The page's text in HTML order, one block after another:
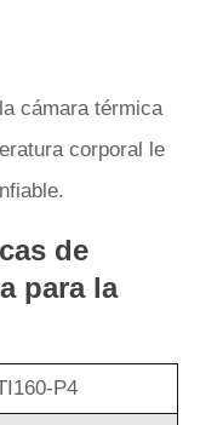
cámara térmica
corporal le
de
para la
P4